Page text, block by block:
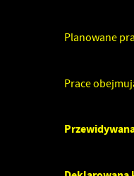
Planowane
Prace